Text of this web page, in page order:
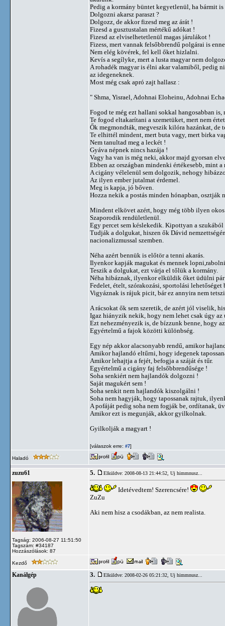
Pedig a kormány büntet kegyetlenül, ha bármit
Dolgozni akarsz paraszt ?
Dolgozz, de akkor fizesd meg az árát !
Fizesd a gusztustalan mértékű adókat !
Fizesd az elviselhetetlenül magas járulákot !
Fizess, mert vannak felsőbbrendű polgárai is
Nem elég kövérek, fel kell őket hizlalni.
Kevís a segílyke, mert a lusta magyar nem
A rohadék magyar is élni akar valamiből, pedig
az idegeneknek.
Most még csak apró zajt hallasz :
" Shma, Yisrael, Adohnai Eloheinu, Adohnai
Fogod te még ezt hallani sokkal hangosabban
Te fogod eltakarítani a szemetüket, mert nem
Ők megmondták, megveszik kilóra hazánkat, de
Te elhittél mindent, mert buta vagy, mert birka
Nem tanultad meg a leckét !
Gyáva népnek nincs hazája !
Vagy ha van is még neki, akkor majd gyorsan
Ebben az országban mindenki értékesebb, mint
A cigány vélelenül sem dolgozik, nehogy
Az ilyen ember jutalmat érdemel.
Meg is kapja, jó bőven.
Hozza nekik a postás minden hónapban,
Mindent elkövet azért, hogy még több ilyen
Szaporodik rendületlenül.
Egy percet sem késlekedik. Kipottyan a
Tudják a dolgukat, hiszen ők Dávid
nacionalizmussal szemben.
Néha azért bennük is előtör a tenni akarás.
Ilyenkor kapják magukat és mennek
Teszik a dolgukat, ezt várja el tőlük a kormány.
Néha hibáznak, ilyenkor elküldik őket üdülni pár
Fedelet, ételt, szórakozási, sportolási
Vigyáznak is rájuk picit, bár ez annyira nem
A rácsokat ők sem szeretik, de azért jól viselik,
Igaz hiányzik nekik, hogy nem lehet csak úgy
Ezt nehezményezik is, de bízzunk benne, hogy
Egyértelmű a fajok közötti különbség.
Egy nép akkor alacsonyabb rendű, amikor
Amikor hajlandó eltűrni, hogy idegenek
Amikor lehajtja a fejét, befogja a száját és tűr.
Egyértelmű a cigány faj felsőbbrendűsége !
Soha senkiért nem hajlandók dolgozni !
Saját magukért sem !
Soha senkit nem hajlandók kiszolgálni !
Soha nem hagyják, hogy tapossanak rajtuk,
A pofáját pedig soha nem fogják be, ordítanak,
Amikor ezt is megunják, akkor gyilkolnak.
Gyilkolják a magyart !
[válaszok erre: #7]
Haladó
zuzu61
Tagság: 2006-08-27 11:51:50
Tagszám: #34187
Hozzászólások: 87
5. Elküldve: 2008-08-13 21:44:52, Uj himmnusz...
Idetévedtem! Szerencsére!
ZuZu
Aki nem hisz a csodákban, az nem realista.
Kezdő
Kanálgép 3. Elküldve: 2008-02-26 05:21:32, Uj himmnusz...